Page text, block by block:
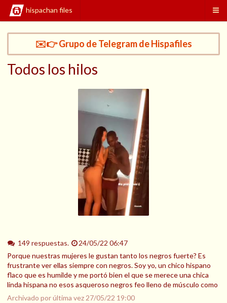
hispachan files
✉️👉 Grupo de Telegram de Hispafiles
Todos los hilos
149 respuestas.
24/05/22 06:47
Porque nuestras mujeres le gustan tanto los negros fuerte? Es
frustrante ver ellas siempre con negros. Soy yo, un chico hispano
flaco que es humilde y me portó bien el que se merece una chica
linda hispana no esos asqueroso negros feo lleno de músculo como
Archivado por última vez 27/05/22 19:00